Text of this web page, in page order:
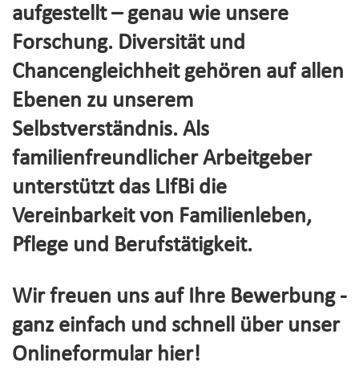
aufgestellt – genau wie unsere
Forschung. Diversität und
Chancengleichheit gehören auf allen
Ebenen zu unserem
Selbstverständnis. Als
familienfreundlicher Arbeitgeber
unterstützt das LIfBi die
Vereinbarkeit von Familienleben,
Pflege und Berufstätigkeit.
Wir freuen uns auf Ihre Bewerbung -
ganz einfach und schnell über unser
Onlineformular hier!